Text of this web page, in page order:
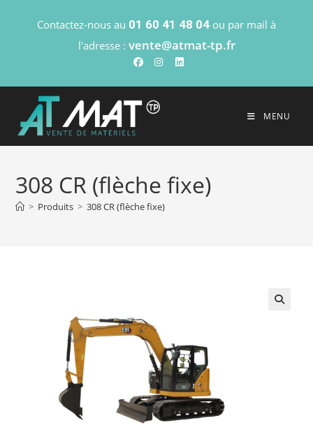
Contactez-nous au 01 60 41 48 04 ou par mail à
l'adresse : vente@atmat-tp.fr
MENU
308 CR (flèche fixe)
> Produits > 308 CR (flèche fixe)